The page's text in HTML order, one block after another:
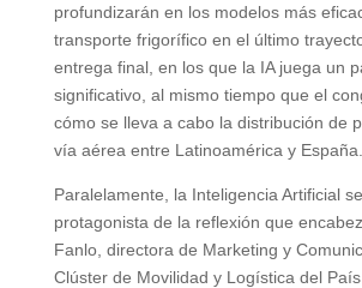
profundizarán en los modelos más
transporte frigorífico en el último
entrega final, en los que la IA juega un
significativo, al mismo tiempo que el
cómo se lleva a cabo la distribución de
vía aérea entre Latinoamérica y España.
Paralelamente, la Inteligencia Artificial
protagonista de la reflexión que
Fanlo, directora de Marketing y
Clúster de Movilidad y Logística del